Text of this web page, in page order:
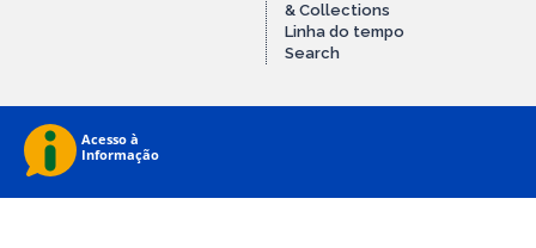
& Collections
Linha do tempo
Search